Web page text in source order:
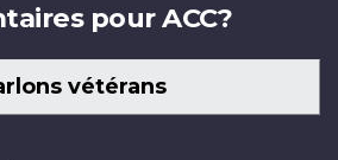
pour ACC?
vétérans